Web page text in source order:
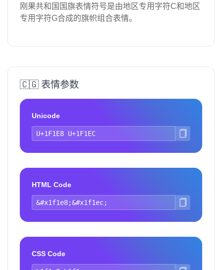
刚果共和国国旗表情符号是由地区专用字符C和地区
专用字符G合成的旗帜组合表情。
🇨🇬 表情参数
Unicode
HTML Code
CSS Code